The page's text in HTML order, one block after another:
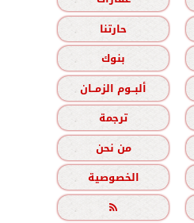
حارتنا
بنوك
ألبــوم الزمــان
ترجمة
من نحن
الخصوصية
